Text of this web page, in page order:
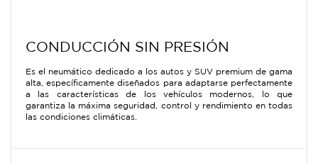
CONDUCCIÓN SIN PRESIÓN
Es el neumático dedicado a los autos y SUV premium de gama
alta, específicamente diseñados para adaptarse perfectamente
a las características de los vehículos modernos, lo que
garantiza la máxima seguridad, control y rendimiento en todas
las condiciones climáticas.